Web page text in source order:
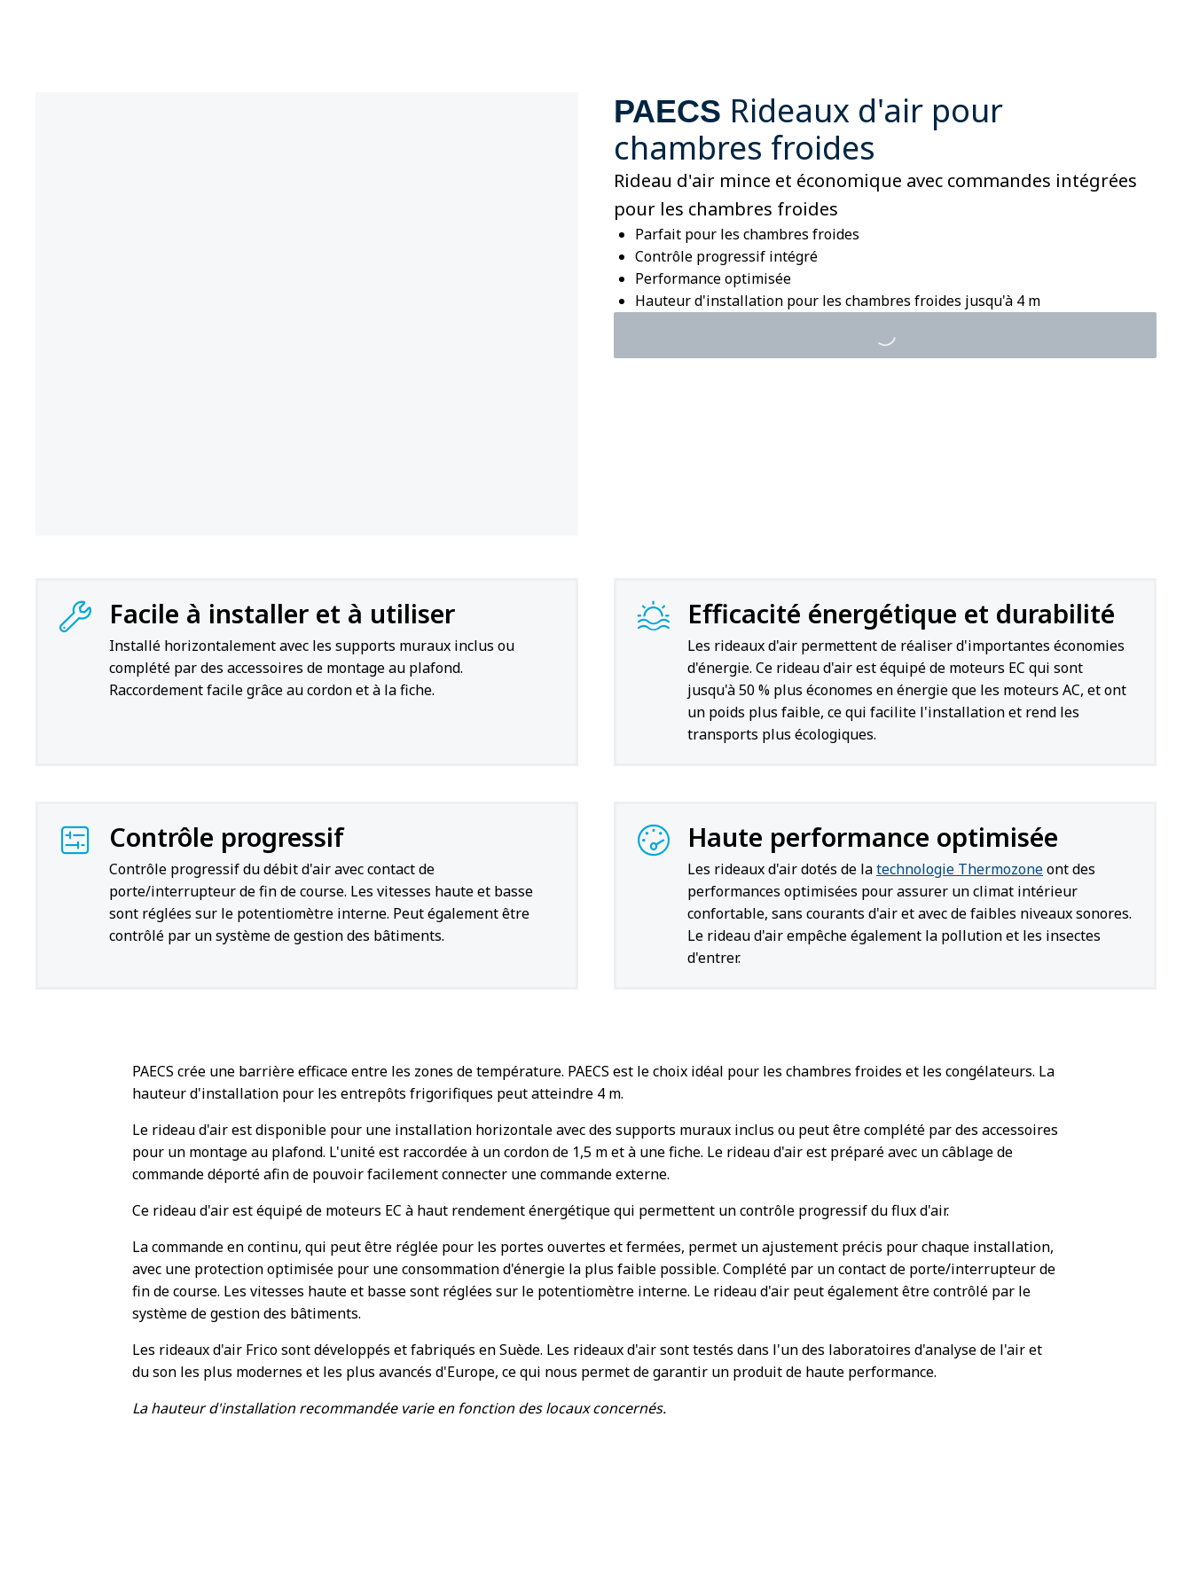
PAECS Rideaux d'air pour
chambres froides
Rideau d'air mince et économique avec commandes intégrées
pour les chambres froides
Parfait pour les chambres froides
Contrôle progressif intégré
Performance optimisée
Hauteur d'installation pour les chambres froides jusqu'à 4 m
Facile à installer et à utiliser
Installé horizontalement avec les supports muraux inclus ou
complété par des accessoires de montage au plafond.
Raccordement facile grâce au cordon et à la fiche.
Efficacité énergétique et durabilité
Les rideaux d'air permettent de réaliser d'importantes économies
d'énergie. Ce rideau d'air est équipé de moteurs EC qui sont
jusqu'à 50 % plus économes en énergie que les moteurs AC, et ont
un poids plus faible, ce qui facilite l'installation et rend les
transports plus écologiques.
Contrôle progressif
Contrôle progressif du débit d'air avec contact de
porte/interrupteur de fin de course. Les vitesses haute et basse
sont réglées sur le potentiomètre interne. Peut également être
contrôlé par un système de gestion des bâtiments.
Haute performance optimisée
Les rideaux d'air dotés de latechnologie Thermozoneont des
performances optimisées pour assurer un climat intérieur
confortable, sans courants d'air et avec de faibles niveaux sonores.
Le rideau d'air empêche également la pollution et les insectes
d'entrer.
PAECS crée une barrière efficace entre les zones de température. PAECS est le choix idéal pour les chambres froides et les congélateurs. La
hauteur d'installation pour les entrepôts frigorifiques peut atteindre 4 m.
Le rideau d'air est disponible pour une installation horizontale avec des supports muraux inclus ou peut être complété par des accessoires
pour un montage au plafond. L'unité est raccordée à un cordon de 1,5 m et à une fiche. Le rideau d'air est préparé avec un câblage de
commande déporté afin de pouvoir facilement connecter une commande externe.
Ce rideau d'air est équipé de moteurs EC à haut rendement énergétique qui permettent un contrôle progressif du flux d'air.
La commande en continu, qui peut être réglée pour les portes ouvertes et fermées, permet un ajustement précis pour chaque installation,
avec une protection optimisée pour une consommation d'énergie la plus faible possible. Complété par un contact de porte/interrupteur de
fin de course. Les vitesses haute et basse sont réglées sur le potentiomètre interne. Le rideau d'air peut également être contrôlé par le
système de gestion des bâtiments.
Les rideaux d'air Frico sont développés et fabriqués en Suède. Les rideaux d'air sont testés dans l'un des laboratoires d'analyse de l'air et
du son les plus modernes et les plus avancés d'Europe, ce qui nous permet de garantir un produit de haute performance.
La hauteur d'installation recommandée varie en fonction des locaux concernés.